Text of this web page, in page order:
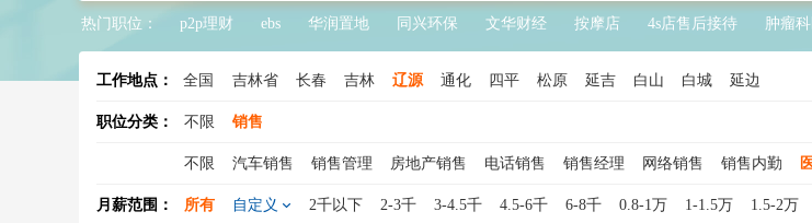
热门职位： p2p理财 ebs 华润置地 同兴环保 文华财经 按摩店 4s店售后接待 肿瘤
工作地点： 全国 吉林省 长春 吉林 辽源 通化 四平 松原 延吉 白山 白城 延边
职位分类： 不限 销售
不限 汽车销售 销售管理 房地产销售 电话销售 销售经理 网络销售 销售内勤
销售总监
销售工程师 医药销售 大客户销售 销售顾问 软件销售 销售代表 互联
月薪范围： 所有 自定义 2千以下 2-3千 3-4.5千 4.5-6千 6-8千 0.8-1万 1-1.5万 1.5-2万